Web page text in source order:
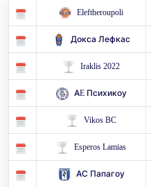
Eleftheroupoli
Докса Лефкас
Iraklis 2022
AE Психикоу
Vikos BC
Esperos Lamias
АС Папагоу